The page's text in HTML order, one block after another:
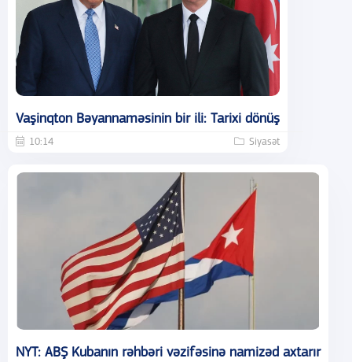
Vaşinqton Bəyannaməsinin bir ili: Tarixi dönüş
10:14 Siyasət
NYT: ABŞ Kubanın rəhbəri vəzifəsinə namizəd axtarır